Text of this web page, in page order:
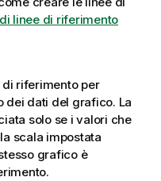
linee di riferimento
di riferimento per
dei dati del grafico. La
solo se i valori che
scala impostata
grafico è